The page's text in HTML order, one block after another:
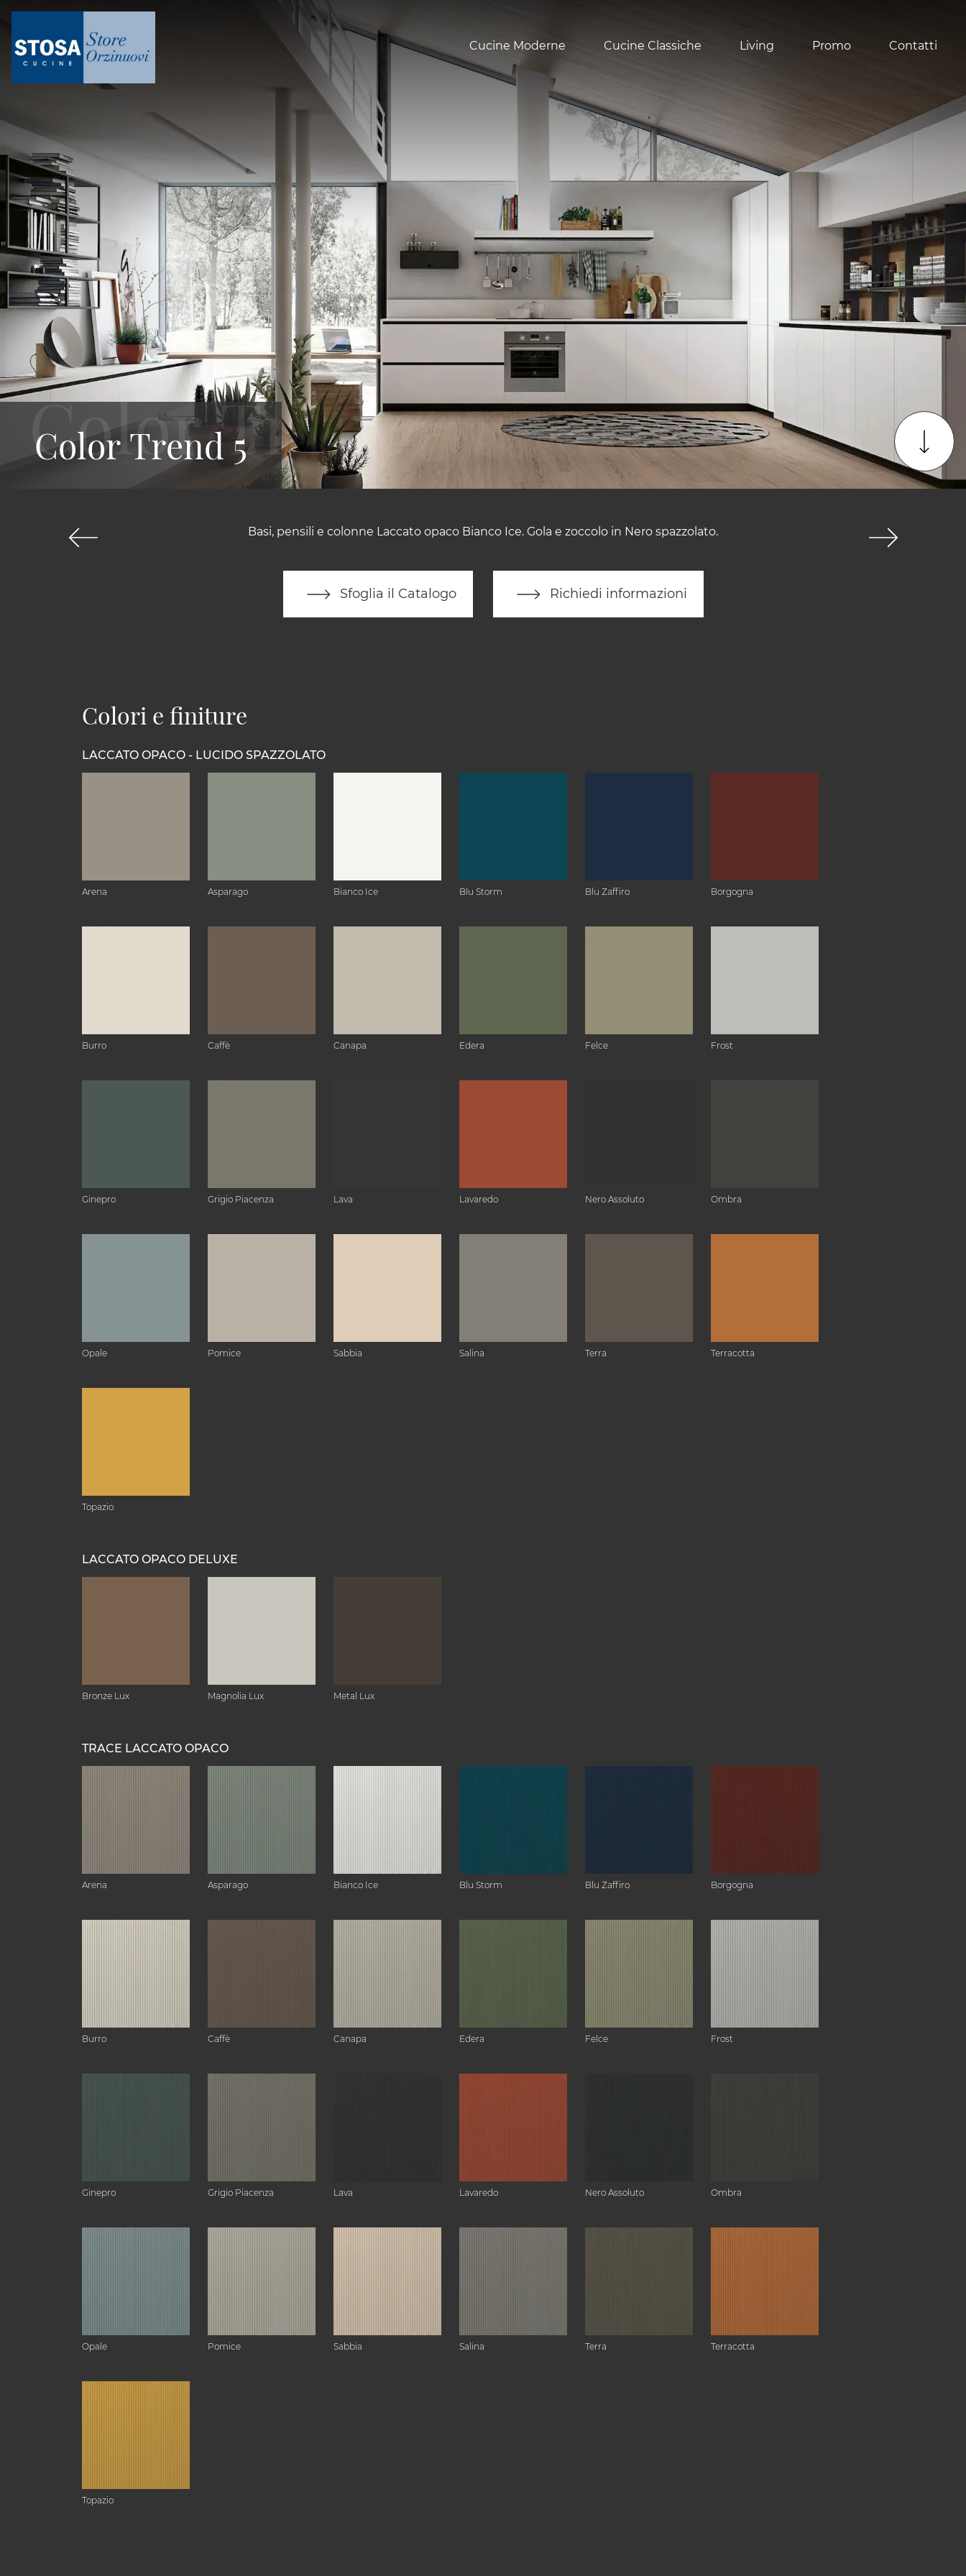
Cucine Moderne Cucine Classiche Living Promo Contatti
Basi, pensili e colonne Laccato opaco Bianco Ice. Gola e zoccolo in Nero spazzolato.
Sfoglia il Catalogo Richiedi informazioni
Color Trend 5
Colori e finiture
LACCATO OPACO - LUCIDO SPAZZOLATO
Arena Asparago Bianco Ice Blu Storm Blu Zaffiro Borgogna
Burro Caffè Canapa Edera Felce Frost
Ginepro Grigio Piacenza Lava Lavaredo Nero Assoluto Ombra
Opale Pomice Sabbia Salina Terra Terracotta
Topazio
LACCATO OPACO DELUXE
Bronze Lux Magnolia Lux Metal Lux
TRACE LACCATO OPACO
Arena Asparago Bianco Ice Blu Storm Blu Zaffiro Borgogna
Burro Caffè Canapa Edera Felce Frost
Ginepro Grigio Piacenza Lava Lavaredo Nero Assoluto Ombra
Opale Pomice Sabbia Salina Terra Terracotta
Topazio